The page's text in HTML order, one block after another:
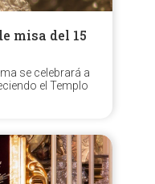
misa del 15
se celebrará a
el Templo